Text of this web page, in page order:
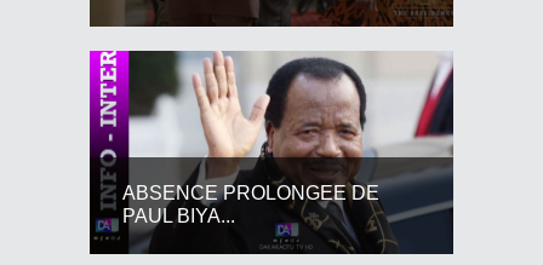
ABSENCE PROLONGEE DE
PAUL BIYA...